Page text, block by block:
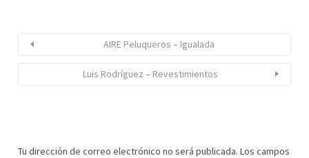
AIRE Peluqueros – Igualada
Luis Rodríguez – Revestimientos
Tu dirección de correo electrónico no será publicada. Los campos